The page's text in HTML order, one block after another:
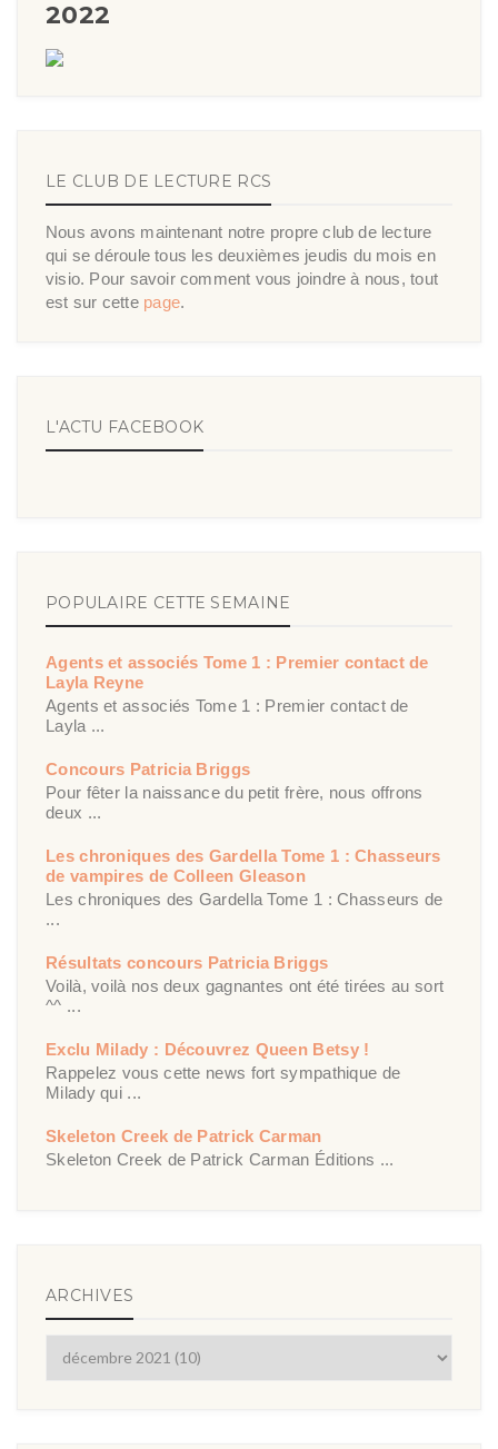
2022
LE CLUB DE LECTURE RCS
Nous avons maintenant notre propre club de lecture
qui se déroule tous les deuxièmes jeudis du mois en
visio. Pour savoir comment vous joindre à nous, tout
est sur cette page.
L'ACTU FACEBOOK
POPULAIRE CETTE SEMAINE
Agents et associés Tome 1 : Premier contact de
Layla Reyne
Agents et associés Tome 1 : Premier contact de
Layla ...
Concours Patricia Briggs
Pour fêter la naissance du petit frère, nous offrons
deux ...
Les chroniques des Gardella Tome 1 : Chasseurs
de vampires de Colleen Gleason
Les chroniques des Gardella Tome 1 : Chasseurs de
...
Résultats concours Patricia Briggs
Voilà, voilà nos deux gagnantes ont été tirées au sort
^^ ...
Exclu Milady : Découvrez Queen Betsy !
Rappelez vous cette news fort sympathique de
Milady qui ...
Skeleton Creek de Patrick Carman
Skeleton Creek de Patrick Carman Éditions ...
ARCHIVES